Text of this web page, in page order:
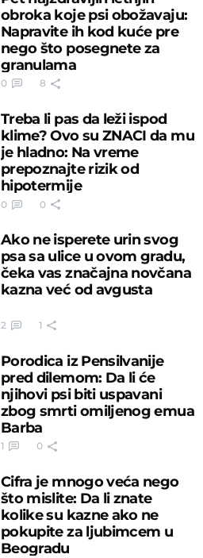
obroka koje psi obožavaju:
Napravite ih kod kuće pre
nego što posegnete za
granulama
0 8
Treba li pas da leži ispod
klime? Ovo su ZNACI da mu
je hladno: Na vreme
prepoznajte rizik od
hipotermije
0 0
Ako ne isperete urin svog
psa sa ulice u ovom gradu,
čeka vas značajna novčana
kazna već od avgusta
2 1
Porodica iz Pensilvanije
pred dilemom: Da li će
njihovi psi biti uspavani
zbog smrti omiljenog emua
Barba
1 0
Cifra je mnogo veća nego
što mislite: Da li znate
kolike su kazne ako ne
pokupite za ljubimcem u
Beogradu